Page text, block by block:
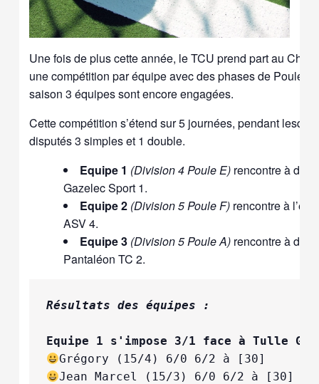
Une fois de plus cette année, le TCU prend part au
une compétition par équipe avec des phases de Poules.
saison 3 équipes sont encore engagées.
Cette compétition s’étend sur 5 journées, pendant
disputés 3 simples et 1 double.
Equipe 1 (Division 4 Poule E) rencontre à
Gazelec Sport 1.
Equipe 2 (Division 5 Poule F) rencontre à
ASV 4.
Equipe 3 (Division 5 Poule A) rencontre à
Pantaléon TC 2.
Résultats des équipes :
Equipe 1 s'impose 3/1 face à Tulle